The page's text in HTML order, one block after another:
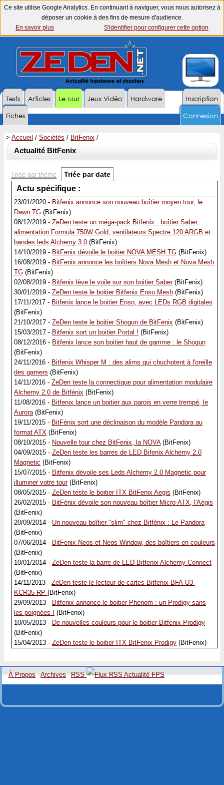
Ce site utilise Google Analytics. En continuant à naviguer, vous nous autorisez à
déposer un cookie à des fins de mesure d'audience.
En savoir plus
S'identifier pour configurer cette option
Inscription
Tests Articles Le Mur Jeux Vidéo
Hardware
Fiches
Connexion
> Accueil / Sociétés / BitFenix /
Actualité BitFenix
Triée par thème Triée par date
Actu spécifique :
23/01/2020 - Bitfenix annonce son nouveau boîtier moyen tour, le
Dawn TG (BitFenix)
08/12/2019 - ZeDen teste un méga-pack Bitfenix : boîtier Saber,
alimentation Formula 750W Gold, ventilateurs Spectre 120 ARGB et
bandes leds Alchemy 3.0 (BitFenix)
14/10/2019 - BitFenix dévoile le boitier NOVA MESH TG (BitFenix)
16/08/2019 - BitFenix annonce les boîtiers Nova Mesh et Nova Mesh
TG (BitFenix)
02/08/2019 - Bitfenix lève le voile sur son boitier Saber(BitFenix)
30/01/2019 - ZeDen teste le boitier Bitfenix Enso Mesh (BitFenix)
17/11/2017 - Bitfenix lance le boitier Enso, avec LEDs RGB digitales
(BitFenix)
21/10/2017 - ZeDen teste le boitier Shogun de BitFenix (BitFenix)
15/03/2017 - Bitfenix sort un boitier Portal ! (BitFenix)
08/12/2016 - Bitfenix lance son boitier haut de gamme : le Shogun
(BitFenix)
24/11/2016 - Bitfenix Whisper M : des alims qui chuchotent à l'oreille
des gamers (BitFenix)
14/11/2016 - ZeDen teste la connectique pour alimentation modulaire
Alchemy 2.0 de Bitfénix (BitFenix)
11/08/2016 - Bitfenix lance un boitier aux parois en verre trempé, le
Aurora(BitFenix)
19/11/2015 - BitFénix sort une déclinaison du modèle Pandora au
format ATX (BitFenix)
08/10/2015 - Nouvelle tour chez BitFenix, la NOVA(BitFenix)
04/09/2015 - ZeDen teste les barres de LED Bifenix Alchemy 2.0
Magnetic (BitFenix)
15/07/2015 - Bitfenix dévoile ses Leds Alchemy 2.0 Magnetic pour
illuminer votre tour(BitFenix)
08/05/2015 - ZeDen teste le boitier ITX BitFenix Aegis (BitFenix)
26/02/2015 - BitFénix dévoile son nouveau boîtier Micro-ATX, l'Aégis
(BitFenix)
20/09/2014 - Un nouveau boîtier "slim" chez Bitfénix : Le Pandora
(BitFenix)
07/06/2014 - BitFenix Neos et Neos-Window, des boîtiers en couleurs
(BitFenix)
10/01/2014 - ZeDen teste la barre de LED Bitfenix Alchemy Connect
(BitFenix)
14/11/2013 - ZeDen teste le lecteur de cartes Bitfenix BFA-U3-
KCR35-RP (BitFenix)
29/09/2013 - Bitfenix annonce le boitier Phenom : un Prodigy sans
les poignées ! (BitFenix)
10/05/2013 - De nouvelles couleurs pour le boitier Bitfenix Prodigy
(BitFenix)
15/04/2013 - ZeDen teste le boitier ITX BitFenix Prodigy (BitFenix)
À Propos Archives RSS